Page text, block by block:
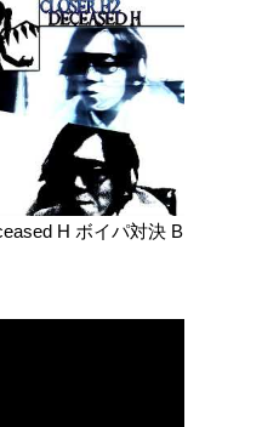
H ボイパ対決 B